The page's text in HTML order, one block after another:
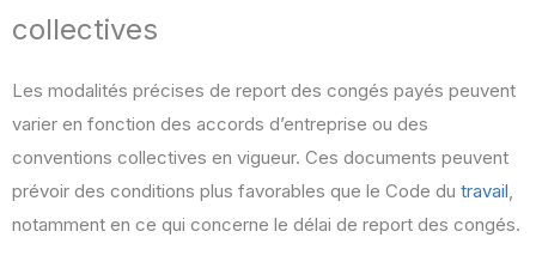
collectives
Les modalités précises de report des congés payés peuvent
varier en fonction des accords d’entreprise ou des
conventions collectives en vigueur. Ces documents peuvent
prévoir des conditions plus favorables que le Code du travail,
notamment en ce qui concerne le délai de report des congés.